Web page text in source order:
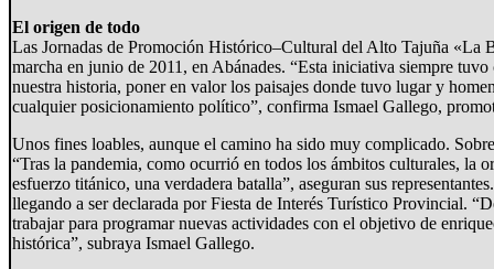
El origen de todo
Las Jornadas de Promoción Histórico–Cultural del Alto Tajuña «La
marcha en junio de 2011, en Abánades. “Esta iniciativa siempre
nuestra historia, poner en valor los paisajes donde tuvo lugar y
cualquier posicionamiento político”, confirma Ismael Gallego,
Unos fines loables, aunque el camino ha sido muy complicado.
“Tras la pandemia, como ocurrió en todos los ámbitos culturales, la
esfuerzo titánico, una verdadera batalla”, aseguran sus
llegando a ser declarada por Fiesta de Interés Turístico Provincial.
trabajar para programar nuevas actividades con el objetivo de
histórica”, subraya Ismael Gallego.